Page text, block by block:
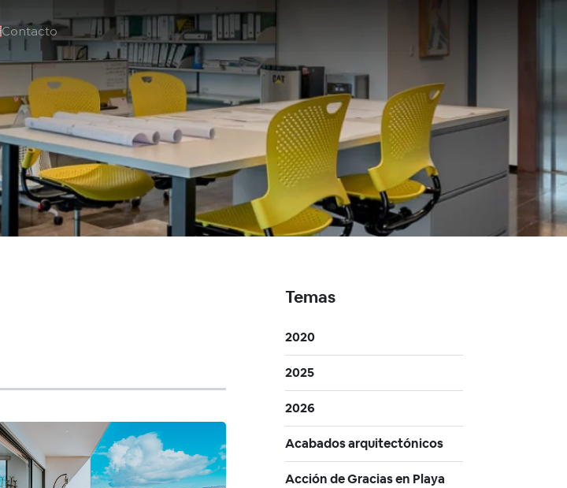
Contacto
Temas
2020
2025
2026
Acabados arquitectónicos
Acción de Gracias en Playa